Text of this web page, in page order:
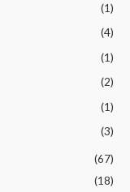
(1)
(4)
(1)
(2)
(1)
(3)
(67)
(18)